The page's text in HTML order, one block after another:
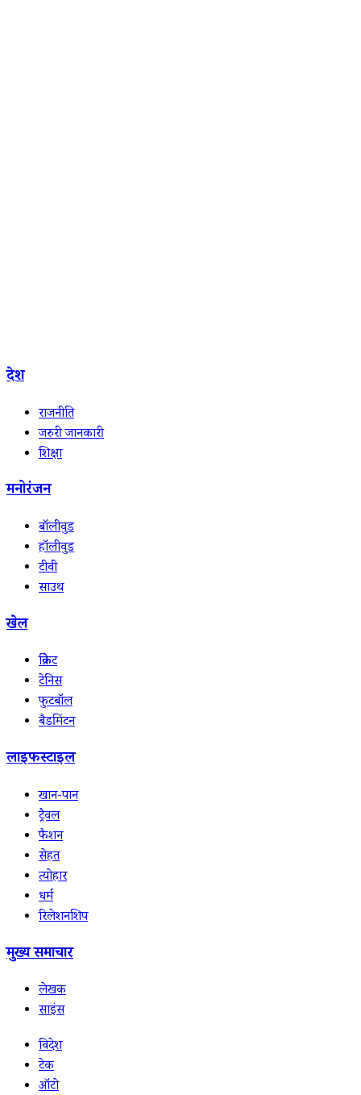
देश
राजनीति
जरुरी जानकारी
शिक्षा
मनोरंजन
बॉलीवुड
हॉलीवुड
टीवी
साउथ
खेल
क्रिकेट
टेनिस
फुटबॉल
बैडमिंटन
लाइफस्टाइल
खान-पान
ट्रैवल
फैशन
सेहत
त्योहार
धर्म
रिलेशनशिप
मुख्य समाचार
लेखक
साइंस
विदेश
टेक
ऑटो